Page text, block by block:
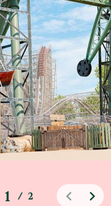
1 / 2